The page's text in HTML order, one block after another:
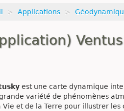
> Applications >
est une carte dynamique
variété de phénomènes
Vie et de la Terre pour illustrer